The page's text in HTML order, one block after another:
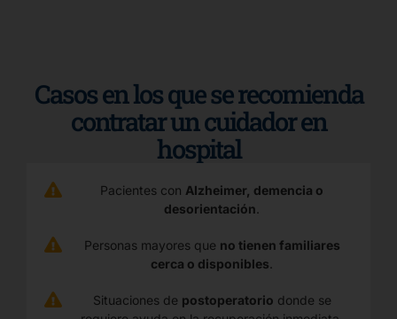
Casos en los que se recomienda
contratar un cuidador en
hospital
Pacientes con Alzheimer, demencia o
desorientación.
Personas mayores que no tienen familiares
cerca o disponibles.
Situaciones de postoperatorio donde se